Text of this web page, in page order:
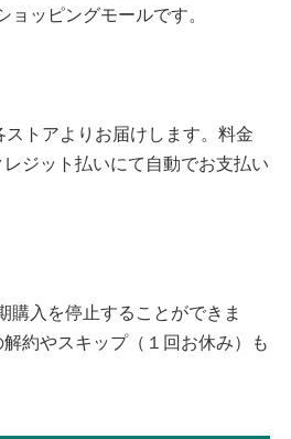
ッピングモールです。
トアよりお届けします。料金
ジット払いにて自動でお支払い
購入を停止することができま
約やスキップ（１回お休み）も